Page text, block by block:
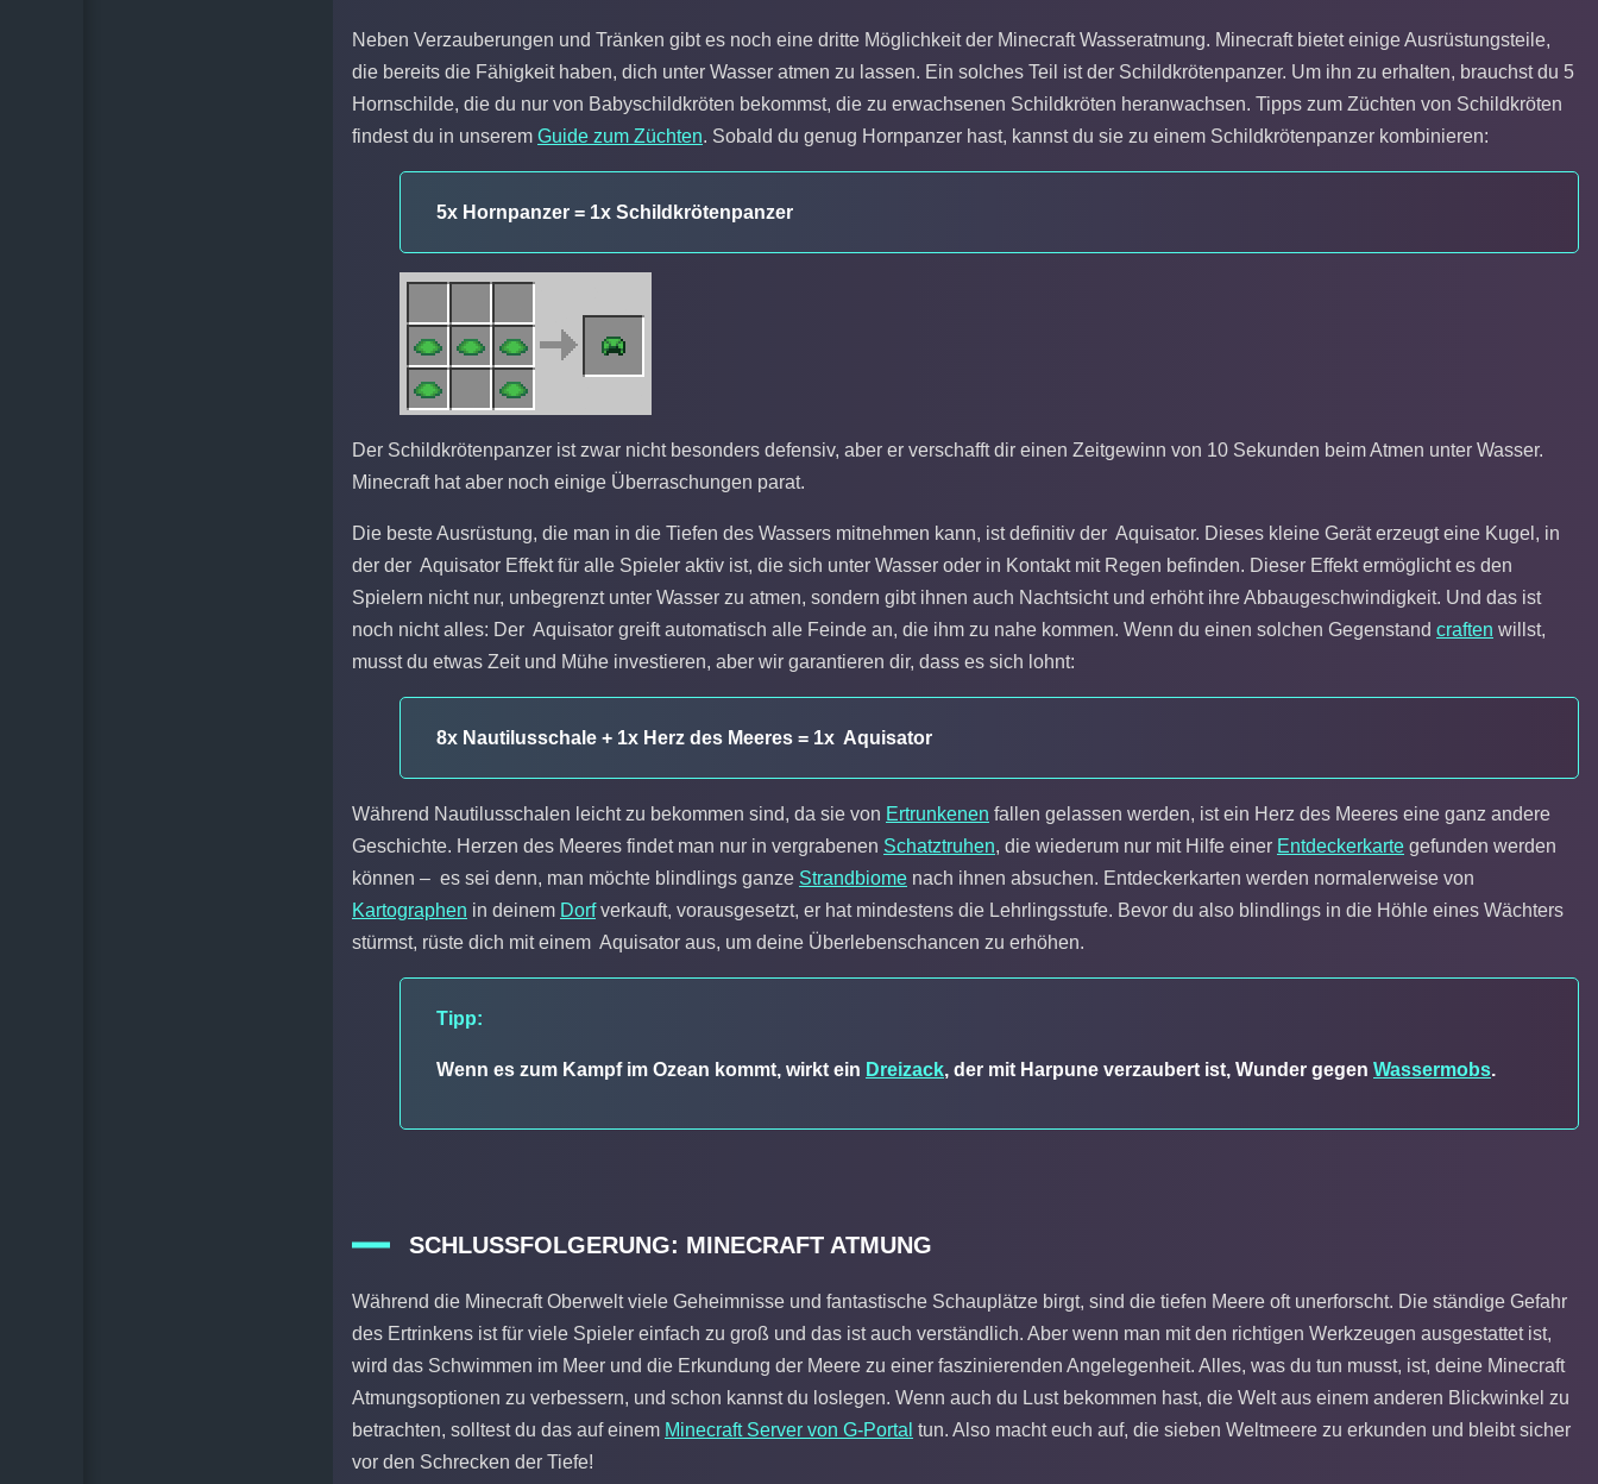
Neben Verzauberungen und Tränken gibt es noch eine dritte Möglichkeit der Minecraft Wasseratmung. Minecraft bietet einige Ausrüstungsteile,
die bereits die Fähigkeit haben, dich unter Wasser atmen zu lassen. Ein solches Teil ist der Schildkrötenpanzer. Um ihn zu erhalten, brauchst du 5
Hornschilde, die du nur von Babyschildkröten bekommst, die zu erwachsenen Schildkröten heranwachsen. Tipps zum Züchten von Schildkröten
findest du in unserem Guide zum Züchten. Sobald du genug Hornpanzer hast, kannst du sie zu einem Schildkrötenpanzer kombinieren:
5x Hornpanzer = 1x Schildkrötenpanzer
Der Schildkrötenpanzer ist zwar nicht besonders defensiv, aber er verschafft dir einen Zeitgewinn von 10 Sekunden beim Atmen unter Wasser.
Minecraft hat aber noch einige Überraschungen parat.
Die beste Ausrüstung, die man in die Tiefen des Wassers mitnehmen kann, ist definitiv der Aquisator. Dieses kleine Gerät erzeugt eine Kugel, in
der der Aquisator Effekt für alle Spieler aktiv ist, die sich unter Wasser oder in Kontakt mit Regen befinden. Dieser Effekt ermöglicht es den
Spielern nicht nur, unbegrenzt unter Wasser zu atmen, sondern gibt ihnen auch Nachtsicht und erhöht ihre Abbaugeschwindigkeit. Und das ist
noch nicht alles: Der Aquisator greift automatisch alle Feinde an, die ihm zu nahe kommen. Wenn du einen solchen Gegenstand craften willst,
musst du etwas Zeit und Mühe investieren, aber wir garantieren dir, dass es sich lohnt:
8x Nautilusschale + 1x Herz des Meeres = 1x Aquisator
Während Nautilusschalen leicht zu bekommen sind, da sie von Ertrunkenen fallen gelassen werden, ist ein Herz des Meeres eine ganz andere
Geschichte. Herzen des Meeres findet man nur in vergrabenen Schatztruhen, die wiederum nur mit Hilfe einer Entdeckerkarte gefunden werden
können – es sei denn, man möchte blindlings ganze Strandbiome nach ihnen absuchen. Entdeckerkarten werden normalerweise von
Kartographen in deinem Dorfverkauft, vorausgesetzt, er hat mindestens die Lehrlingsstufe. Bevor du also blindlings in die Höhle eines Wächters
stürmst, rüste dich mit einem Aquisator aus, um deine Überlebenschancen zu erhöhen.
Tipp:
Wenn es zum Kampf im Ozean kommt, wirkt ein Dreizack, der mit Harpune verzaubert ist, Wunder gegen Wassermobs.
SCHLUSSFOLGERUNG: MINECRAFT ATMUNG
Während die Minecraft Oberwelt viele Geheimnisse und fantastische Schauplätze birgt, sind die tiefen Meere oft unerforscht. Die ständige Gefahr
des Ertrinkens ist für viele Spieler einfach zu groß und das ist auch verständlich. Aber wenn man mit den richtigen Werkzeugen ausgestattet ist,
wird das Schwimmen im Meer und die Erkundung der Meere zu einer faszinierenden Angelegenheit. Alles, was du tun musst, ist, deine Minecraft
Atmungsoptionen zu verbessern, und schon kannst du loslegen. Wenn auch du Lust bekommen hast, die Welt aus einem anderen Blickwinkel zu
betrachten, solltest du das auf einem Minecraft Server von G-Portal tun. Also macht euch auf, die sieben Weltmeere zu erkunden und bleibt sicher
vor den Schrecken der Tiefe!